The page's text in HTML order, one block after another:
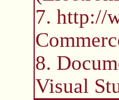
7. http://
8.
Visual